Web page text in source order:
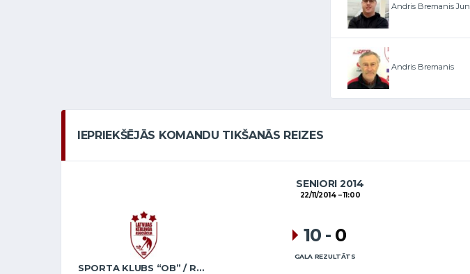
Andris Bremanis Jun
Andris Bremanis
IEPRIEKŠĒJĀS KOMANDU TIKŠANĀS REIZES
SENIORI 2014
22/11/2014 11:00
SPORTA KLUBS “OB” / REGŽA
10 - 0
GALA REZULTĀTS